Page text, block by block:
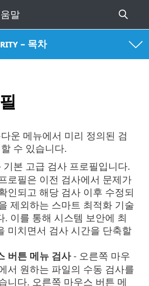
– 목차
운 메뉴에서 미리 정의된 검
수 있습니다.
본 고급 검사 프로필입니다.
로필은 이전 검사에서 문제가
인되고 해당 검사 이후 수정되
제외하는 스마트 최적화 기술
. 이를 통해 시스템 보안에 최
미치면서 검사 시간을 단축할
버튼 메뉴 검사- 오른쪽 마우
서 원하는 파일의 수동 검사를
니다. 오른쪽 마우스 버튼 메